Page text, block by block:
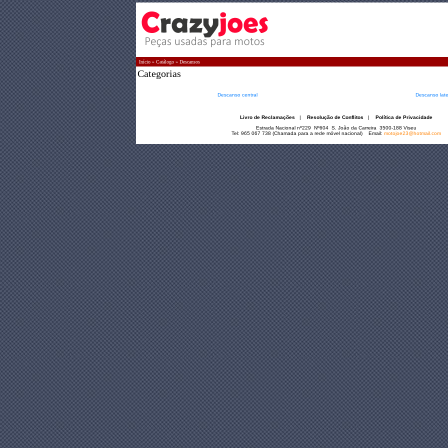
Início » Catálogo » Descansos
Categorias
Descanso central Descanso
Livro de Reclamações | Resolução de Conflitos | Política de Privacidade
Estrada Nacional nº229 Nº604 S. João da Carreira 3500-188 Viseu
Tel: 965 067 738 (Chamada para a rede móvel nacional) Email: motojoe23@hotmail.com